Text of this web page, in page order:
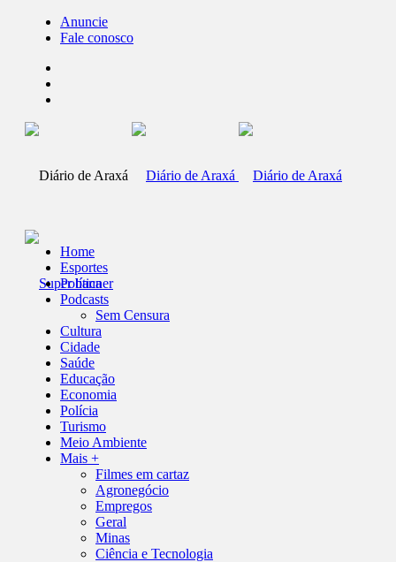
Anuncie
Fale conosco
Home
Esportes
Política
Podcasts
Sem Censura
Cultura
Cidade
Saúde
Educação
Economia
Polícia
Turismo
Meio Ambiente
Mais +
Filmes em cartaz
Agronegócio
Empregos
Geral
Minas
Ciência e Tecnologia